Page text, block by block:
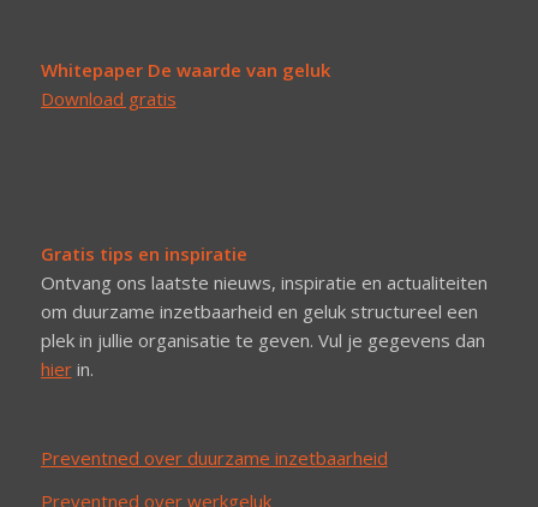
Whitepaper De waarde van geluk
Download gratis
Gratis tips en inspiratie
Ontvang ons laatste nieuws, inspiratie en actualiteiten
om duurzame inzetbaarheid en geluk structureel een
plek in jullie organisatie te geven. Vul je gegevens dan
hierin.
Preventned over duurzame inzetbaarheid
Preventned over werkgeluk